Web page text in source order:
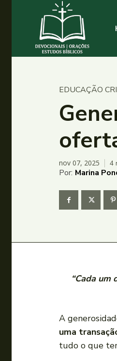
EDUCAÇÃO
nov 07, 2025 4
Por: Marina
“Cada um
A
uma
tudo o que